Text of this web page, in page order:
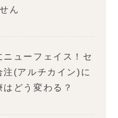
ん
ューフェイス！セ
注(アルチカイン)に
どう変わる？